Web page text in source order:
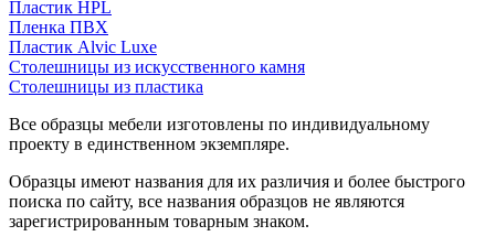
Пластик HPL
Пленка ПВХ
Пластик Alvic Luxe
Столешницы из искусственного камня
Столешницы из пластика
Все образцы мебели изготовлены по индивидуальному
проекту в единственном экземпляре.
Образцы имеют названия для их различия и более быстрого
поиска по сайту, все названия образцов не являются
зарегистрированным товарным знаком.